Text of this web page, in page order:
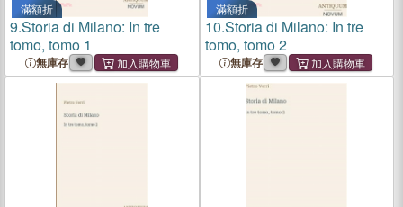
滿額折
9.Storia di Milano: In tre
tomo, tomo 1
無庫存
滿額折
10.Storia di Milano: In tre
tomo, tomo 2
無庫存